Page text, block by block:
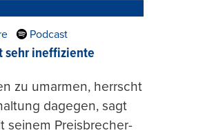
Podcast
sehr ineffiziente
zu umarmen, herrscht
dagegen, sagt
seinem Preisbrecher-